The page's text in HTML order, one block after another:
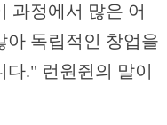
과정에서 많은 어
아 독립적인 창업을
." 런원쥔의 말이